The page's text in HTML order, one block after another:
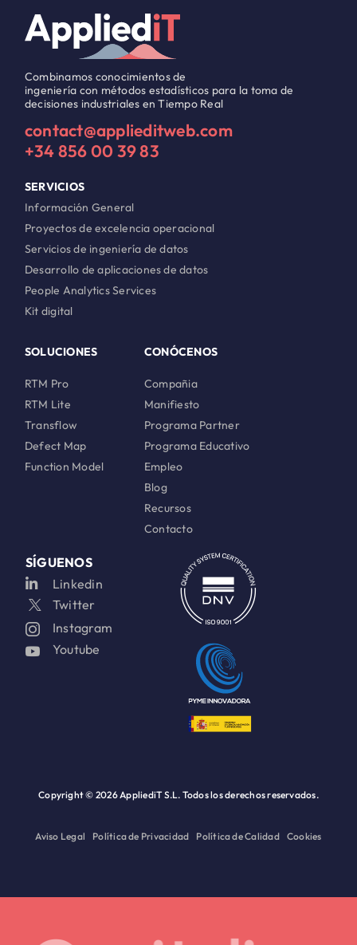
Combinamos conocimientos de
ingeniería con métodos estadísticos para la toma de
decisiones industriales en Tiempo Real
contact@applieditweb.com
+34 856 00 39 83
SERVICIOS
Información General
Proyectos de excelencia operacional
Servicios de ingeniería de datos
Desarrollo de aplicaciones de datos
People Analytics Services
Kit digital
SOLUCIONES
RTM Pro
RTM Lite
Transflow
Defect Map
Function Model
CONÓCENOS
Compañia
Manifiesto
Programa Partner
Programa Educativo
Empleo
Blog
Recursos
Contacto
SÍGUENOS
Linkedin
Twitter
Instagram
Youtube
Copyright © 2026 AppliediT S.L. Todos los derechos reservados.
Aviso Legal Política de Privacidad Política de Calidad Cookies